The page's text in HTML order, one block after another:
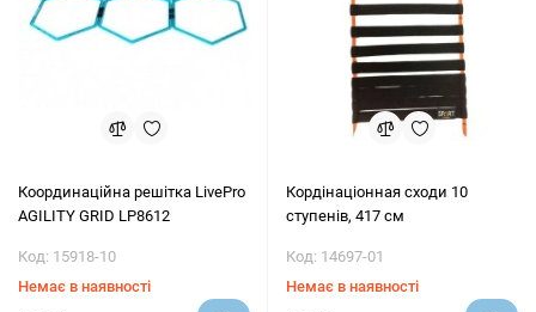
Координаційна решітка LivePro
AGILITY GRID LP8612
Код: 15918-10
Немає в наявності
Кордінаціонная сходи 10
ступенів, 417 см
Код: 14697-01
Немає в наявності